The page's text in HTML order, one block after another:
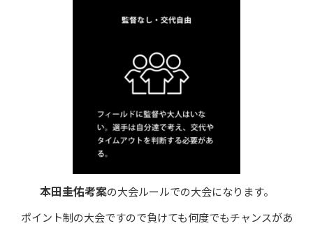
本田圭佑考案の大会ルールでの大会になります。
ポイント制の大会ですので負けても何度でもチャンスがあ